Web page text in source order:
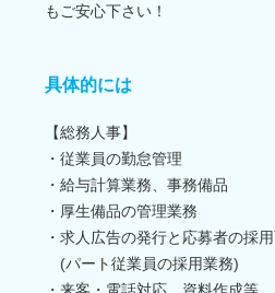
もご安心下さい！
具体的には
【総務人事】
・従業員の勤怠管理
・給与計算業務、事務備品
・厚生備品の管理業務
・求人広告の発行と応募者の採
(パート従業員の採用業務)
・来客・電話対応、資料作成等